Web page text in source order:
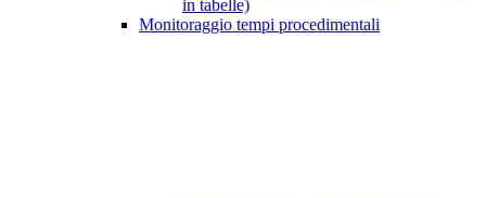
in tabelle)
Monitoraggio tempi procedimentali